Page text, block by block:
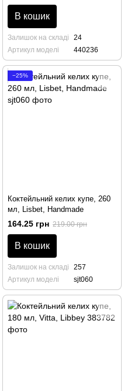
В кошик
Залишок на складі
24
Артикул моделі
440236
−25%
Коктейльний келих купе, 260
мл, Lisbet, Handmade
164.25 грн 219.00 грн
В кошик
Залишок на складі
257
Артикул моделі
sjt060